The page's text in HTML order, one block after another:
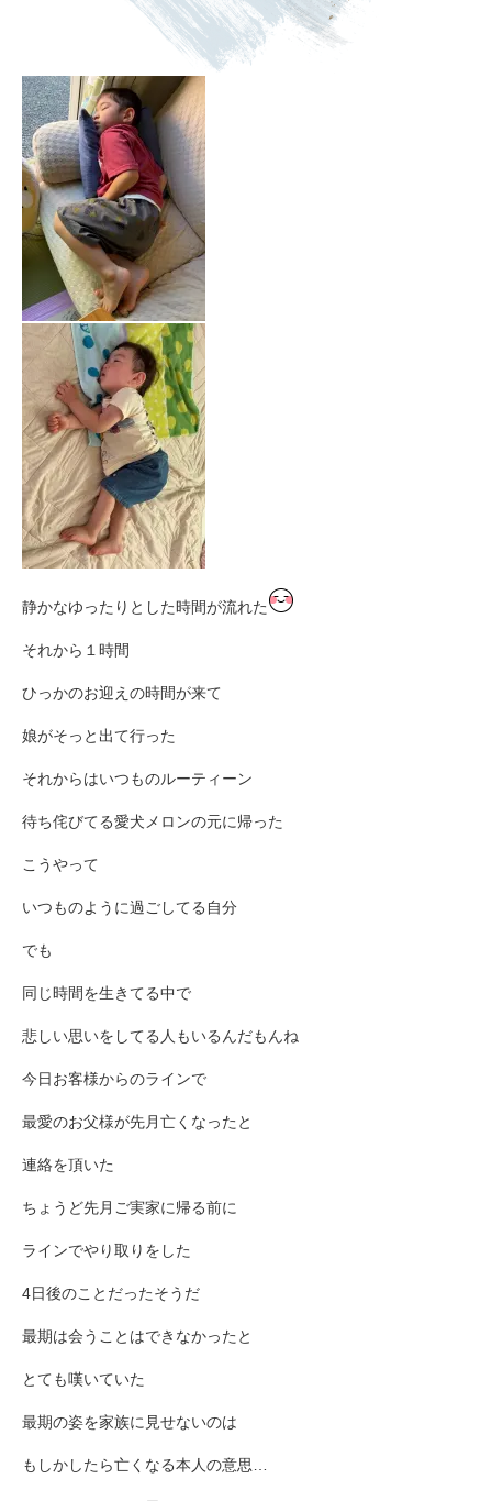
静かなゆったりとした時間が流れた
それから１時間
ひっかのお迎えの時間が来て
娘がそっと出て行った
それからはいつものルーティーン
待ち侘びてる愛犬メロンの元に帰った
こうやって
いつものように過ごしてる自分
でも
同じ時間を生きてる中で
悲しい思いをしてる人もいるんだもんね
今日お客様からのラインで
最愛のお父様が先月亡くなったと
連絡を頂いた
ちょうど先月ご実家に帰る前に
ラインでやり取りをした
4日後のことだったそうだ
最期は会うことはできなかったと
とても嘆いていた
最期の姿を家族に見せないのは
もしかしたら亡くなる本人の意思…